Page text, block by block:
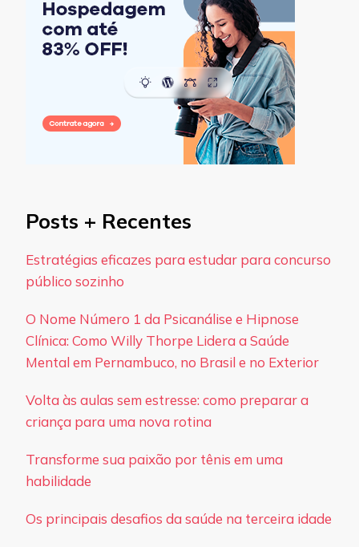
Posts + Recentes
Estratégias eficazes para estudar para concurso
público sozinho
O Nome Número 1 da Psicanálise e Hipnose
Clínica: Como Willy Thorpe Lidera a Saúde
Mental em Pernambuco, no Brasil e no Exterior
Volta às aulas sem estresse: como preparar a
criança para uma nova rotina
Transforme sua paixão por tênis em uma
habilidade
Os principais desafios da saúde na terceira idade